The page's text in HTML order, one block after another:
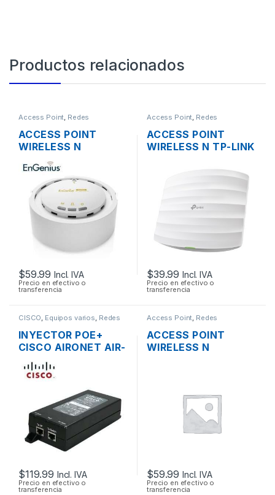
Productos relacionados
Access Point, Redes
ACCESS POINT
WIRELESS N
ENGENIUS EAP300
2.4GHZ 300MBPS +
$59.99 Incl. IVA
Precio en efectivo o
transferencia
Access Point, Redes
ACCESS POINT
WIRELESS N TP-LINK
ANTENAS INT.
300MBPS SOPORTA
$39.99 Incl. IVA
Precio en efectivo o
transferencia
CISCO Equipos varios Redes
INYECTOR POE+
CISCO AIRONET AIR-
PWRINJ4= 30W
802.3 AF/AT
$119.99 Incl. IVA
Precio en efectivo o
transferencia
Access Point Redes
ACCESS POINT
WIRELESS N
DUAL BAND GIGABIT
SOPORTA POE
$59.99 Incl. IVA
Precio en efectivo o
transferencia